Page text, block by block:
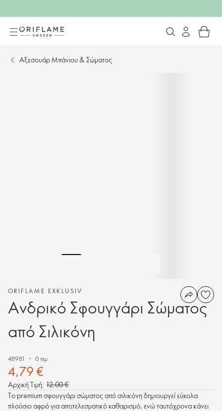
Αξεσουάρ Μπάνιου & Σώματος
ORIFLAME EXKLUSIV
Ανδρικό Σφουγγάρι Σώματος
από Σιλικόνη
48981 0 τεμ.
4,79 €
Αρχική Τιμή: 12,00 €
Το premium σφουγγάρι σώματος από σιλικόνη δημιουργεί εύκολα
πλούσιο αφρό για αποτελεσματικό καθαρισμό, ενώ ταυτόχρονα κάνει